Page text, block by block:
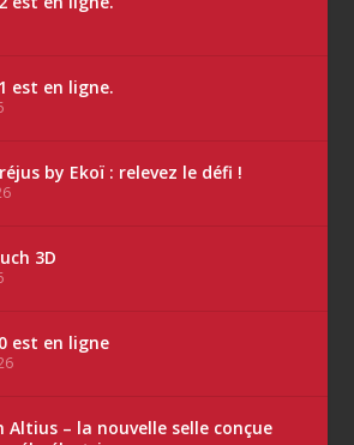
est en ligne.
by Ekoï : relevez le défi !
3D
est en ligne
Altius – la nouvelle selle conçue